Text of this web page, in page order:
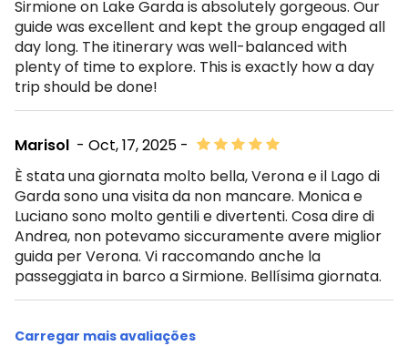
Sirmione on Lake Garda is absolutely gorgeous. Our
guide was excellent and kept the group engaged all
day long. The itinerary was well-balanced with
plenty of time to explore. This is exactly how a day
trip should be done!
- Oct, 17, 2025 -
Marisol
È stata una giornata molto bella, Verona e il Lago di
Garda sono una visita da non mancare. Monica e
Luciano sono molto gentili e divertenti. Cosa dire di
Andrea, non potevamo siccuramente avere miglior
guida per Verona. Vi raccomando anche la
passeggiata in barco a Sirmione. Bellísima giornata.
Carregar mais avaliações